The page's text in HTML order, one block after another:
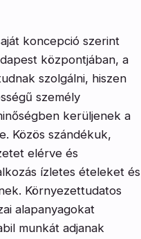
koncepció szerint
központjában, a
szolgálni, hiszen
személy
kerüljenek a
Közös szándékuk,
elérve és
ízletes ételeket és
Környezettudatos
alapanyagokat
munkát adjanak